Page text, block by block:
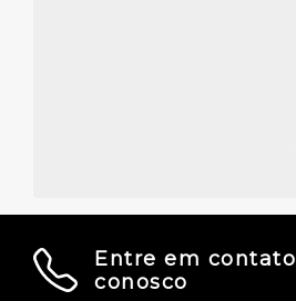
Entre em contato
conosco